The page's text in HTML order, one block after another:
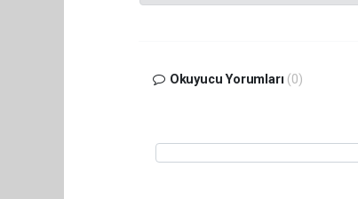
Okuyucu Yorumları (0)